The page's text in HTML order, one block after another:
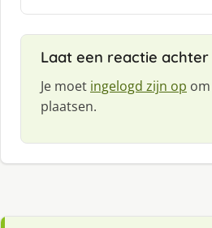
:
Laat een reactie achter
Je moet ingelogd zijn op
plaatsen.